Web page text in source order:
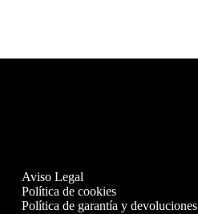
Aviso Legal
Política de cookies
Política de garantía y devoluciones